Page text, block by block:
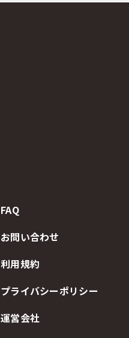
FAQ
お問い合わせ
利用規約
プライバシーポリシー
運営会社